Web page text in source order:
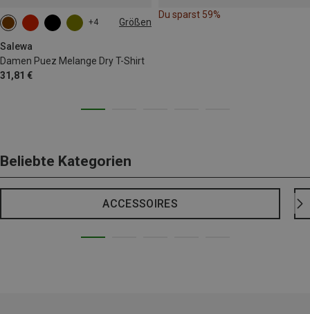
+4 Größen
Salewa
Damen Puez Melange Dry T-Shirt
31,81 €
XS S M
XXL
Du sparst 59%
Beliebte Kategorien
ACCESSOIRES